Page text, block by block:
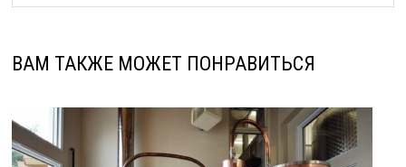
ВАМ ТАКЖЕ МОЖЕТ ПОНРАВИТЬСЯ